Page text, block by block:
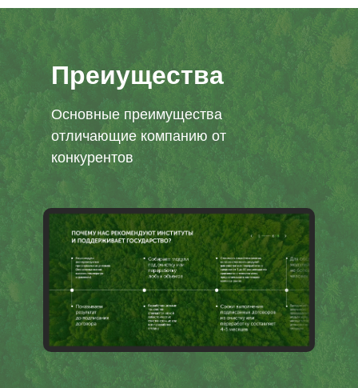
Преиущества
Основные преимущества
отличающие компанию от
конкурентов